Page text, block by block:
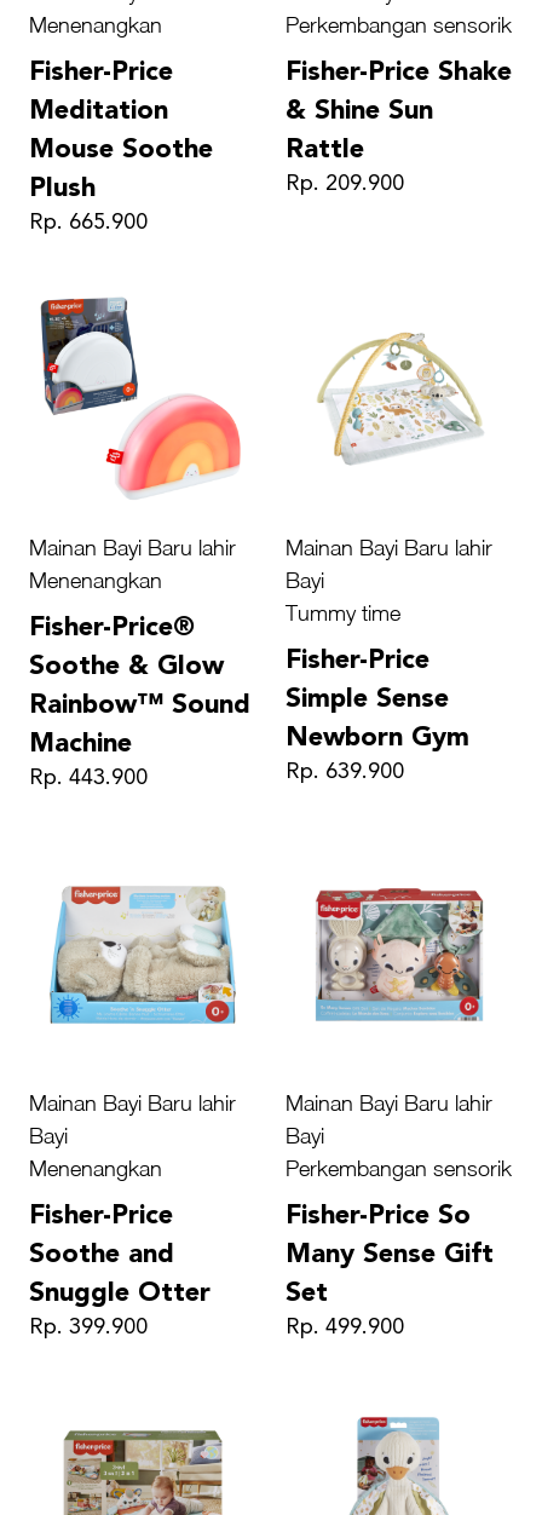
Menenangkan
Fisher-Price
Meditation
Mouse Soothe
Plush
Rp. 665.900
Perkembangan sensorik
Fisher-Price Shake
& Shine Sun
Rattle
Rp. 209.900
Mainan Bayi Baru lahir
Menenangkan
Fisher-Price®
Soothe & Glow
Rainbow™ Sound
Machine
Rp. 443.900
Mainan Bayi Baru lahir
Bayi
Tummy time
Fisher-Price
Simple Sense
Newborn Gym
Rp. 639.900
Mainan Bayi Baru lahir
Bayi
Menenangkan
Fisher-Price
Soothe and
Snuggle Otter
Rp. 399.900
Mainan Bayi Baru lahir
Bayi
Perkembangan sensorik
Fisher-Price So
Many Sense Gift
Set
Rp. 499.900